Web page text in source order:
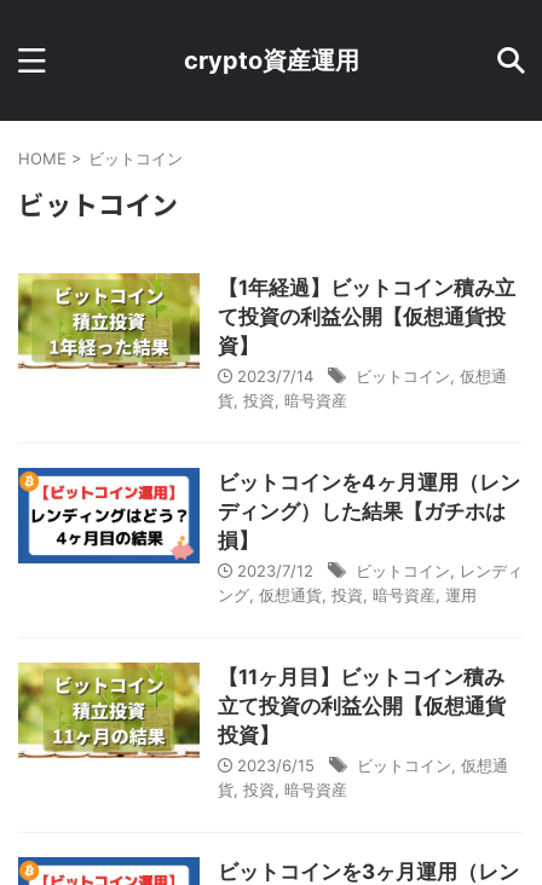
crypto資産運用
HOME > ビットコイン
ビットコイン
【1年経過】ビットコイン積み立
て投資の利益公開【仮想通貨投
資】
2023/7/14 ビットコイン 仮想通
貨 投資 暗号資産
ビットコインを4ヶ月運用（レン
ディング）した結果【ガチホは
損】
2023/7/12 ビットコイン
レンディ
ング 仮想通貨 投資 暗号資産 運用
【11ヶ月目】ビットコイン積み
立て投資の利益公開【仮想通貨
投資】
2023/6/15 ビットコイン 仮想通
貨 投資 暗号資産
ビットコインを3ヶ月運用（レン